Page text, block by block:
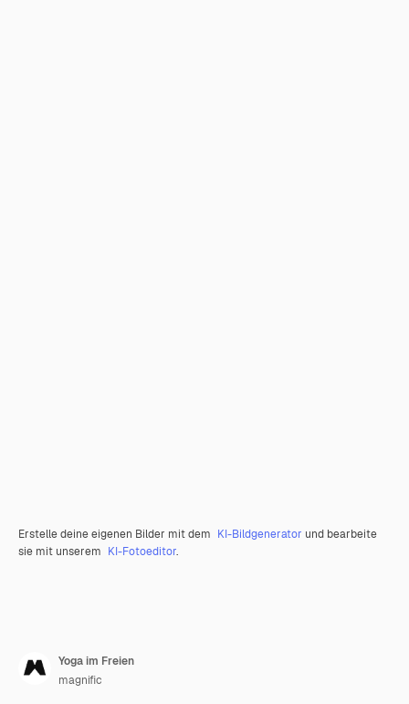
Erstelle deine eigenen Bilder mit dem KI-Bildgenerator und bearbeite
sie mit unserem KI-Fotoeditor.
Yoga im Freien
magnific